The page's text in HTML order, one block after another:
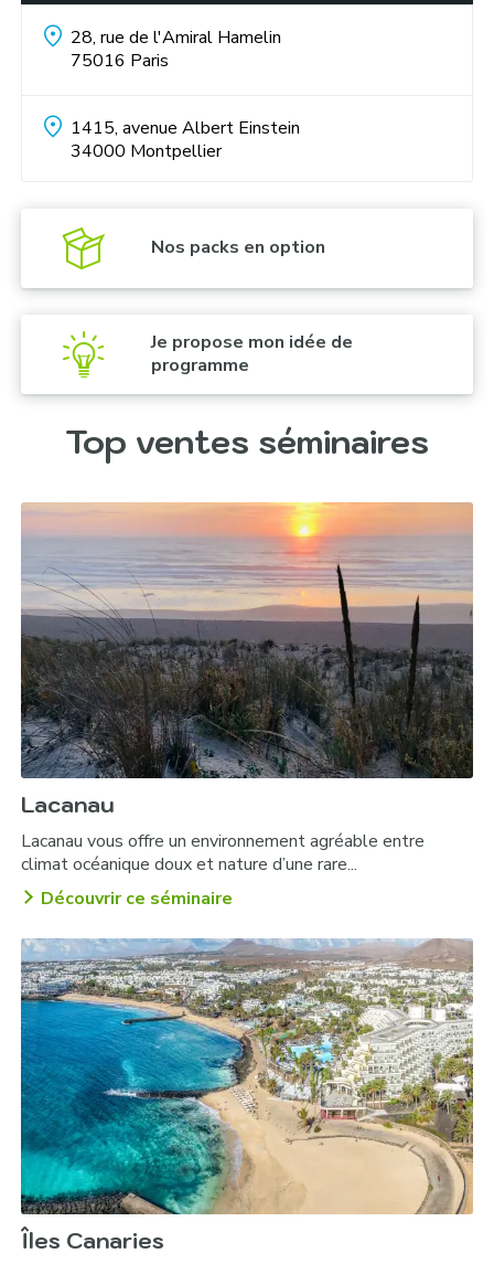
Soirée à thème :
28, rue de l'Amiral Hamelin
75016 Paris
1415, avenue Albert Einstein
34000 Montpellier
Nos packs en option
Je propose mon idée de
programme
Top ventes séminaires
Lacanau
Lacanau vous offre un environnement agréable entre
climat océanique doux et nature d’une rare...
Découvrir ce séminaire
Îles Canaries